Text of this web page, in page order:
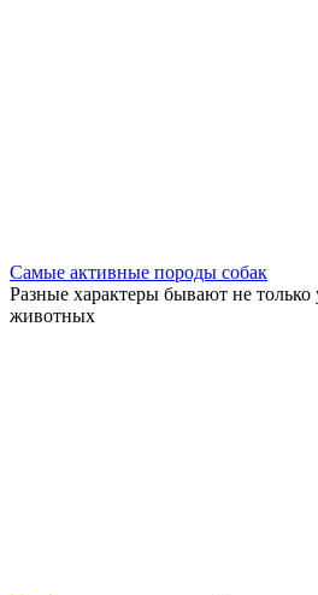
Самые активные породы собак
Разные характеры бывают не
животных